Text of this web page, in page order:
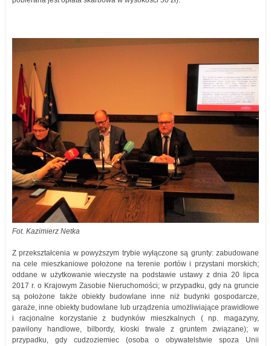
Fot. Kazimierz Netka
Z przekształcenia w powyższym trybie wyłączone są grunty: zabudowane
na cele mieszkaniowe położone na terenie portów i przystani morskich;
oddane w użytkowanie wieczyste na podstawie ustawy z dnia 20 lipca
2017 r. o Krajowym Zasobie Nieruchomości; w przypadku, gdy na gruncie
są położone także obiekty budowlane inne niż budynki gospodarcze,
garaże, inne obiekty budowlane lub urządzenia umożliwiające prawidłowe
i racjonalne korzystanie z budynków mieszkalnych ( np. magazyny,
pawilony handlowe, bilbordy, kioski trwale z gruntem związane); w
przypadku, gdy cudzoziemiec (osoba o obywatelstwie spoza Unii